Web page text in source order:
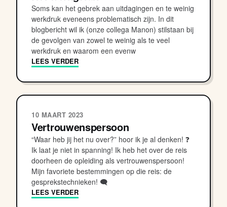
Soms kan het gebrek aan uitdagingen en te weinig
werkdruk eveneens problematisch zijn. In dit
blogbericht wil ik (onze collega Manon) stilstaan bij
de gevolgen van zowel te weinig als te veel
werkdruk en waarom een evenw
LEES VERDER
10 MAART 2023
Vertrouwenspersoon
“Waar heb jij het nu over?” hoor ik je al denken! ❓
Ik laat je niet in spanning! Ik heb het over de reis
doorheen de opleiding als vertrouwenspersoon!
Mijn favoriete bestemmingen op die reis: de
gesprekstechnieken! 🗨
LEES VERDER